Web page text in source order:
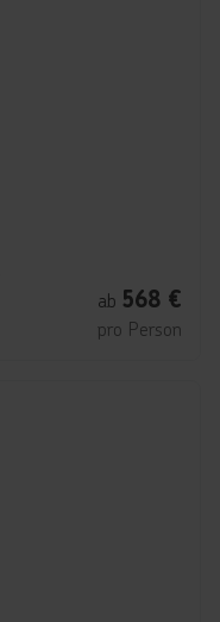
ab 568 €
pro Person